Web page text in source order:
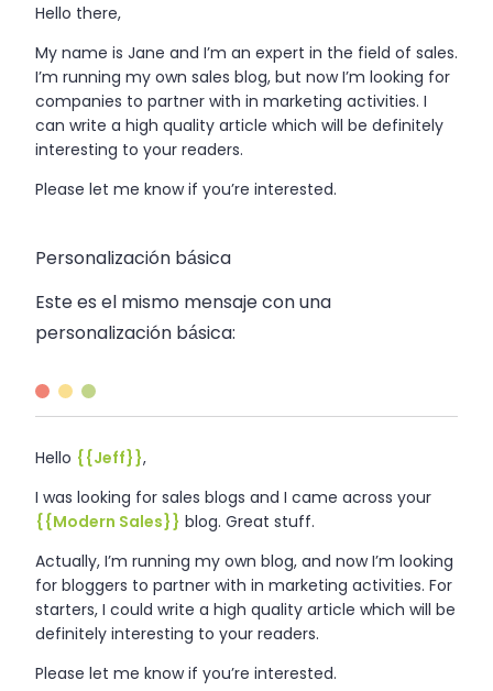
Hello there,
My name is Jane and I’m an expert in the field of sales.
I’m running my own sales blog, but now I’m looking for
companies to partner with in marketing activities. I
can write a high quality article which will be definitely
interesting to your readers.
Please let me know if you’re interested.
Personalización básica
Este es el mismo mensaje con una
personalización básica:
Hello {{Jeff}},
I was looking for sales blogs and I came across your
{{Modern Sales}} blog. Great stuff.
Actually, I’m running my own blog, and now I’m looking
for bloggers to partner with in marketing activities. For
starters, I could write a high quality article which will be
definitely interesting to your readers.
Please let me know if you’re interested.